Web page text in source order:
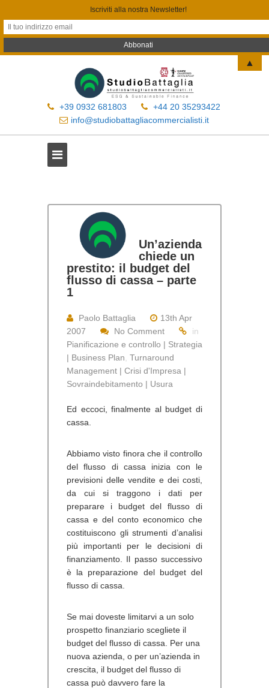
+39 0932 681803
+44 20 35293422
info@studiobattagliacommercialisti.it
Un’azienda
chiede un
prestito: il budget del
flusso di cassa – parte
1
Paolo Battaglia
13th Apr
2007
No Comment
in
Pianificazione e controllo | Strategia
| Business Plan Turnaround
Management | Crisi d'Impresa |
Sovraindebitamento | Usura
Ed eccoci, finalmente al budget di
cassa.
Abbiamo visto finora che il controllo
del flusso di cassa inizia con le
previsioni delle vendite e dei costi,
da cui si traggono i dati per
preparare i budget del flusso di
cassa e del conto economico che
costituiscono gli strumenti d’analisi
più importanti per le decisioni di
finanziamento. Il passo successivo
è la preparazione del budget del
flusso di cassa.
Se mai doveste limitarvi a un solo
prospetto finanziario scegliete il
budget del flusso di cassa. Per una
nuova azienda, o per un’azienda in
crescita, il budget del flusso di
cassa può davvero fare la
Iscriviti alla nostra Newsletter!
▲